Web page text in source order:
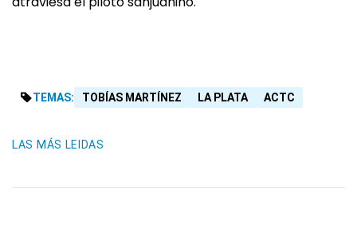
TEMAS: TOBÍAS MARTÍNEZ LA PLATA ACTC
LAS MÁS LEIDAS